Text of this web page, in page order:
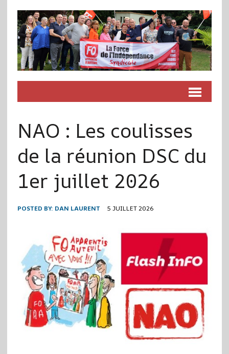
NAO : Les coulisses
de la réunion DSC du
1er juillet 2026
POSTED BY: DAN LAURENT 5 JUILLET 2026